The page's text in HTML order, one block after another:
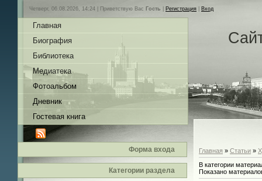
Четверг, 06.08.2026, 14:24 | Приветствую Вас Гость Регистрация Вход
Главная
Биография
Библиотека
Медиатека
Фотоальбом
Дневник
Гостевая книга
Форма входа
Категории раздела
Главная » Статьи »
В категории
Показано